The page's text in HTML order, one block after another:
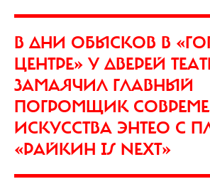
В ДНИ ОБЫСКОВ В
ЦЕНТРЕ» У ДВЕРЕЙ
ЗАМАЯЧИЛ ГЛАВНЫЙ
ПОГРОМЩИК
ИСКУССТВА ЭНТЕО С
«РАЙКИН IS NEXT»